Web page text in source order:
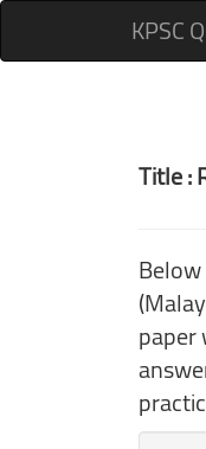
KPSC
Title :
paper